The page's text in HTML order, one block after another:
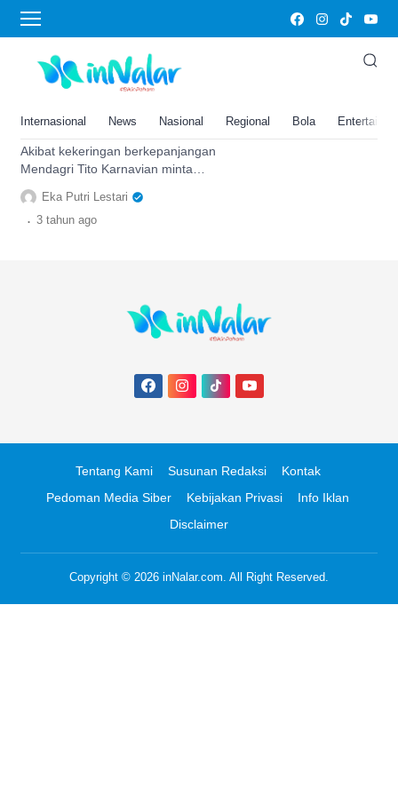
Internasional News Nasional Regional Bola
harga beras
Harga Beras Melambung Tinggi,
Mendagri Himbau Masyarakat
Alternatif Lain
Akibat kekeringan berkepanjangan
Mendagri Tito Karnavian minta
masyarakat untuk beralih tidak
bergantung pada beras dan cari
alternatif lain
Eka Putri Lestari
. 3 tahun ago
Tentang Kami Susunan Redaksi
Kontak
Pedoman Media Siber
Kebijakan Privasi
Info Iklan
Disclaimer
Copyright © 2026 inNalar.com. All Right Reserved.